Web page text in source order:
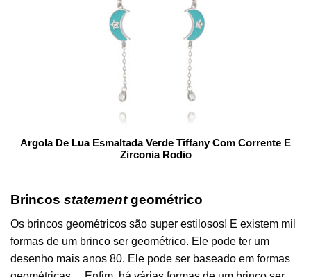
Argola De Lua Esmaltada Verde Tiffany Com Corrente E
Zirconia Rodio
Brincos statementgeométrico
Os brincos geométricos são super estilosos! E existem mil
formas de um brinco ser geométrico. Ele pode ter um
desenho mais anos 80. Ele pode ser baseado em formas